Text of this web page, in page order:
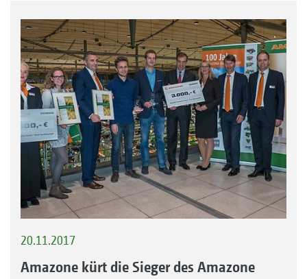
20.11.2017
Amazone kürt die Sieger des Amazone